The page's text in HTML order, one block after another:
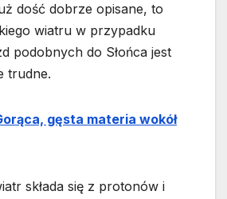
dość dobrze opisane, to
wiatru w przypadku
podobnych do Słońca jest
trudne.
gęsta materia wokół
składa się z protonów i